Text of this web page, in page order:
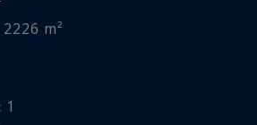
en tommettes anciennes et
une cuisine dite séparée,
attenante à la partie salle
fenêtre ouvrant sur
apparentes, tommettes au sol,
2226 m²
1